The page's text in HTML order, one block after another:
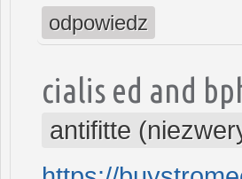
odpowiedz
cialis ed and
antifitte